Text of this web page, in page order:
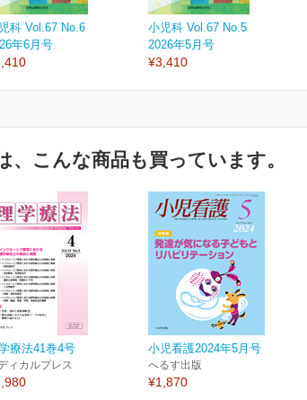
科 Vol.67 No.6
年6月号
小児科 Vol.67 No.5
2026年5月号
¥3,410
、こんな商品も買っています。
療法41巻4号
ィカルプレス
小児看護2024年5月号
へるす出版
¥1,870